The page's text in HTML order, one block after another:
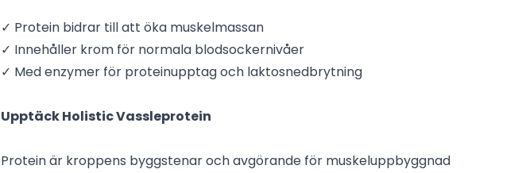
✓ Protein bidrar till att öka muskelmassan
✓ Innehåller krom för normala blodsockernivåer
✓ Med enzymer för proteinupptag och laktosnedbrytning
Upptäck Holistic Vassleprotein
Protein är kroppens byggstenar och avgörande för muskeluppbyggnad